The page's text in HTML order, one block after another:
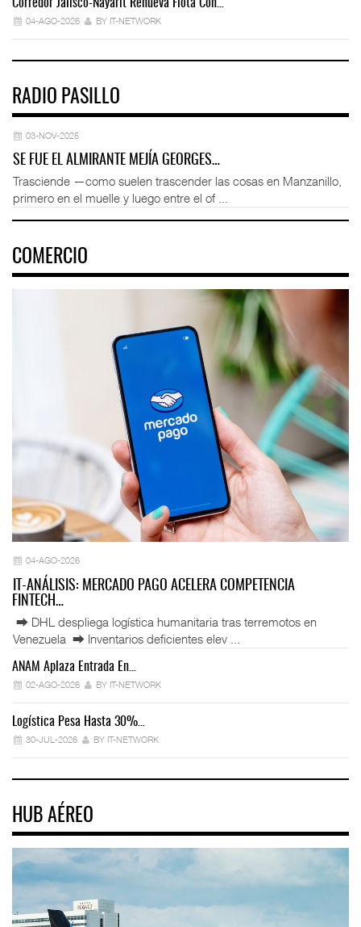
Corredor Jalisco-Nayarit Renueva Flota Con…
04-AGO-2026 BY IT-NETWORK
RADIO PASILLO
03-NOV-2025
SE FUE EL ALMIRANTE MEJÍA GEORGES…
Trasciende —como suelen trascender las cosas en Manzanillo,
primero en el muelle y luego entre el of ...
COMERCIO
04-AGO-2026
IT-ANÁLISIS: MERCADO PAGO ACELERA COMPETENCIA
FINTECH…
⮕ DHL despliega logística humanitaria tras terremotos en
Venezuela ⮕ Inventarios deficientes elev ...
ANAM Aplaza Entrada En…
02-AGO-2026 BY IT-NETWORK
Logística Pesa Hasta 30%…
30-JUL-2026 BY IT-NETWORK
HUB AÉREO